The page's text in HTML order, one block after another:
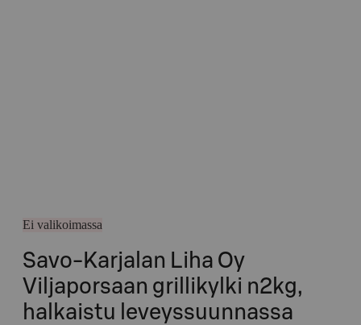
Ei valikoimassa
Savo-Karjalan Liha Oy
Viljaporsaan grillikylki n2kg,
halkaistu leveyssuunnassa